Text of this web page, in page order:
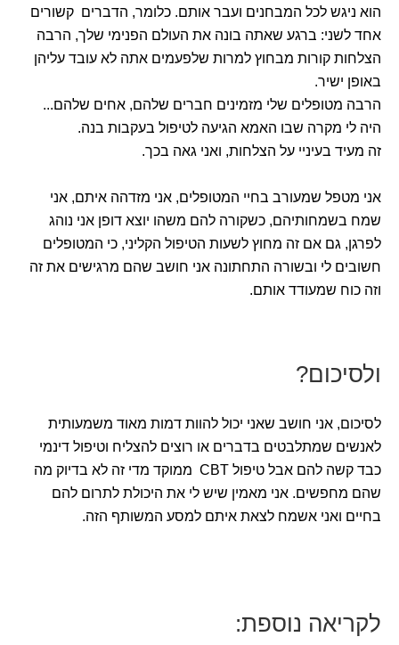
הוא ניגש לכל המבחנים ועבר אותם. כלומר, הדברים קשורים
אחד לשני: ברגע שאתה בונה את העולם הפנימי שלך, הרבה
הצלחות קורות מבחוץ למרות שלפעמים אתה לא עובד עליהן
באופן ישיר.
הרבה מטופלים שלי מזמינים חברים שלהם, אחים שלהם...
היה לי מקרה שבו האמא הגיעה לטיפול בעקבות בנה.
זה מעיד בעיניי על הצלחות, ואני גאה בכך.
אני מטפל שמעורב בחיי המטופלים, אני מזדהה איתם, אני
שמח בשמחותיהם, כשקורה להם משהו יוצא דופן אני נוהג
לפרגן, גם אם זה מחוץ לשעות הטיפול הקליני, כי המטופלים
חשובים לי ובשורה התחתונה אני חושב שהם מרגישים את זה
וזה כוח שמעודד אותם.
ולסיכום?
לסיכום, אני חושב שאני יכול להוות דמות מאוד משמעותית
לאנשים שמתלבטים בדברים או רוצים להצליח וטיפול דינמי
כבד קשה להם אבל טיפול CBT ממוקד מדי זה לא בדיוק מה
שהם מחפשים. אני מאמין שיש לי את היכולת לתרום להם
בחיים ואני אשמח לצאת איתם למסע המשותף הזה.
לקריאה נוספת: